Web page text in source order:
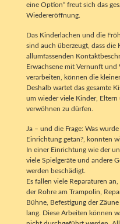
eine Option“ freut sich das
Wiedereröffnung.
Das Kinderlachen und die
sind auch überzeugt, dass die
allumfassenden
Erwachsene mit Vernunft
verarbeiten, können die
Deshalb wartet das gesamte
um wieder viele Kinder,
verwöhnen zu dürfen.
Ja – und die Frage: Was
Einrichtung getan?, konnten
In einer Einrichtung wie der
viele Spielgeräte und andere
werden beschädigt.
Es fallen viele Reparaturen
der Rohre am Trampolin,
Bühne, Befestigung der
lang. Diese Arbeiten können